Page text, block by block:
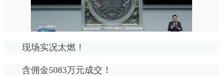
现场实况太燃！
含佣金5083万元成交！